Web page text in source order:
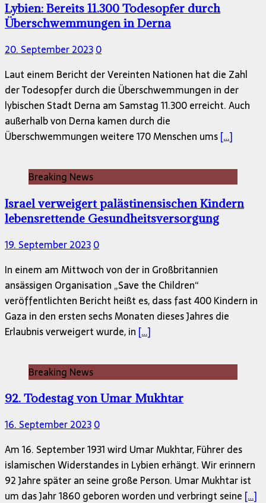
Lybien: Bereits 11.300 Todesopfer durch
Überschwemmungen in Derna
20. September 20230
Laut einem Bericht der Vereinten Nationen hat die Zahl
der Todesopfer durch die Überschwemmungen in der
lybischen Stadt Derna am Samstag 11.300 erreicht. Auch
außerhalb von Derna kamen durch die
Überschwemmungen weitere 170 Menschen ums[…]
Breaking News
Israel verweigert palästinensischen Kindern
lebensrettende Gesundheitsversorgung
19. September 20230
In einem am Mittwoch von der in Großbritannien
ansässigen Organisation „Save the Children“
veröffentlichten Bericht heißt es, dass fast 400 Kindern in
Gaza in den ersten sechs Monaten dieses Jahres die
Erlaubnis verweigert wurde, in […]
Breaking News
92. Todestag von Umar Mukhtar
16. September 20230
Am 16. September 1931 wird Umar Mukhtar, Führer des
islamischen Widerstandes in Lybien erhängt. Wir erinnern
92 Jahre später an seine große Person. Umar Mukhtar ist
um das Jahr 1860 geboren worden und verbringt seine […]